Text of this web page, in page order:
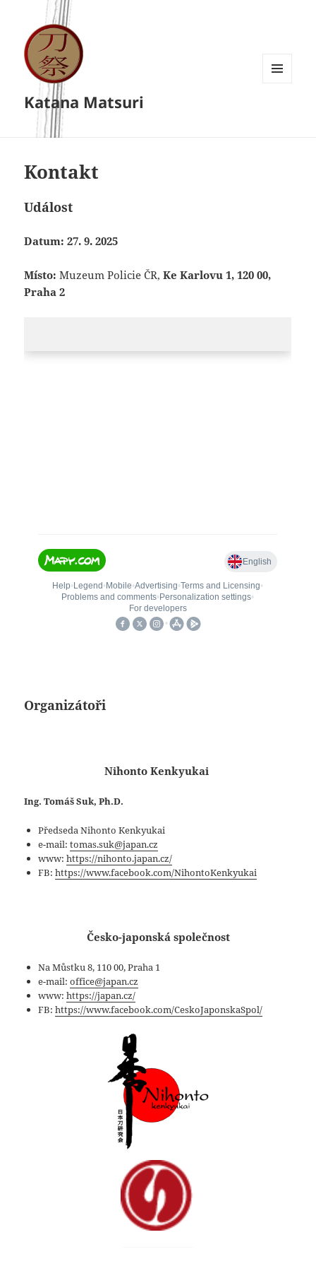
Katana Matsuri
Kontakt
Událost
Datum: 27. 9. 2025
Místo:Muzeum Policie ČR,Ke Karlovu 1, 120 00,
Praha 2
Organizátoři
Nihonto Kenkyukai
Ing. Tomáš Suk, Ph.D.
Předseda Nihonto Kenkyukai
e-mail:tomas.suk@japan.cz
www:https://nihonto.japan.cz/
FB:https://www.facebook.com/NihontoKenkyukai
Česko-japonská společnost
Na Můstku 8, 110 00, Praha 1
e-mail:office@japan.cz
www:https://japan.cz/
FB:https://www.facebook.com/CeskoJaponskaSpol/